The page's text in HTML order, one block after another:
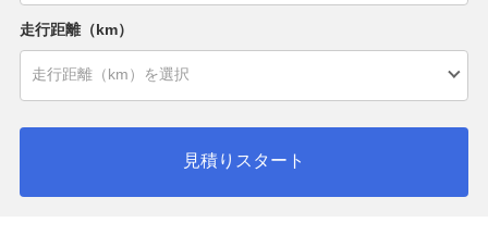
走行距離（km）
見積りスタート